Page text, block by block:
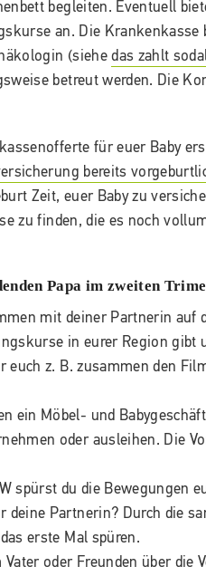
begleiten. Eventuell
an. Die
(siehedas zahlt
betreut werden. Die
für euer Baby
bereits
Zeit, euer Baby zu
zu finden, die es noch
Papa im zweiten
mit deiner Partnerin auf
in eurer Region gibt
z. B. zusammen den
ein Möbel- und
oder ausleihen. Die
spürst du die Bewegungen
deine Partnerin? Durch die
erste Mal spüren.
oder Freunden über die